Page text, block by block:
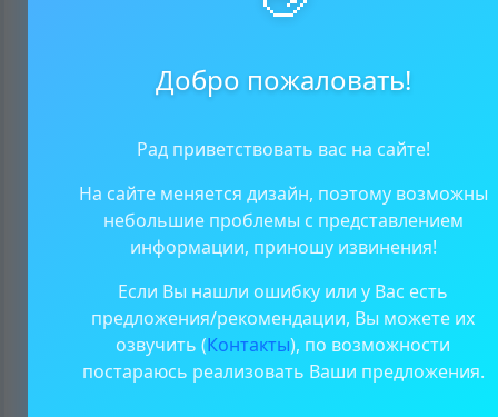
Вопрос 2 по
интеллектуальная
Вопрос 3 по
интеллектуальная
одарённости
интеллектуальная
одарённости
Вопрос 5 по
Добро пожаловать!
Рад приветствовать вас на сайте!
На сайте меняется дизайн, поэтому возможны
небольшие проблемы с представлением
информации, приношу извинения!
Если Вы нашли ошибку или у Вас есть
предложения/рекомендации, Вы можете их
озвучить (Контакты), по возможности
постараюсь реализовать Ваши предложения.